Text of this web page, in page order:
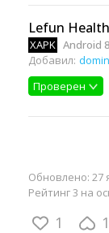
Lefun
XAPK Android
Добавил:
Проверен
Обновлено: 27
Рейтинг 3 на
1 1